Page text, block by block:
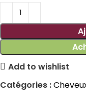
Add to wishlist
Catégories :